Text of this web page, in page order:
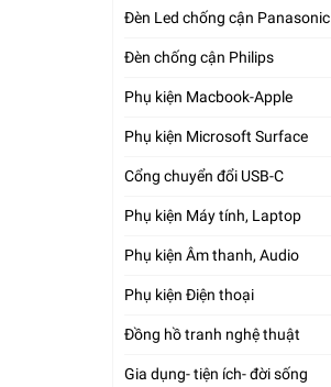
Đèn Led chống cận Panasonic
Đèn chống cận Philips
Phụ kiện Macbook-Apple
Phụ kiện Microsoft Surface
Cổng chuyển đổi USB-C
Phụ kiện Máy tính, Laptop
Phụ kiện Âm thanh, Audio
Phụ kiện Điện thoại
Đồng hồ tranh nghệ thuật
Gia dụng- tiện ích- đời sống